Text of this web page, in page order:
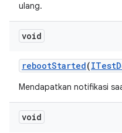
ulang.
void
rebootStarted(ITest
Mendapatkan notifikasi
void